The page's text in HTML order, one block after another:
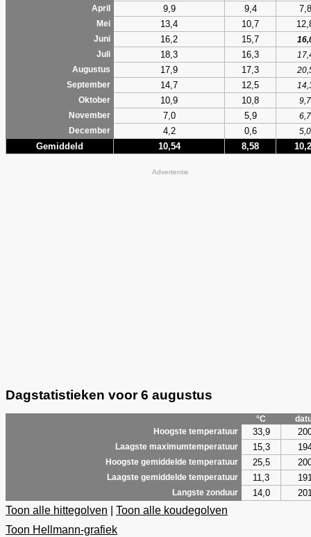
April 9,9 9,4 7,8
Mei 13,4 10,7
Juni 16,2 15,7
Juli
18,3 16,3
Augustus
17,9 17,3
September
14,7 12,5
Oktober
10,9 10,8
9,7
November
7,0 5,9
6,7
December
4,2 0,6 5,0
Gemiddeld 10,54 8,58
Advertentie
Dagstatistieken voor 6 augustus
°C
Hoogste temperatuur
33,9
Laagste maximumtemperatuur 15,3
Hoogste gemiddelde temperatuur 25,5
Laagste gemiddelde temperatuur 11,3
Langste zonduur 14,0
Toon alle hittegolven
Toon alle koudegolven
Toon Hellmann-grafiek